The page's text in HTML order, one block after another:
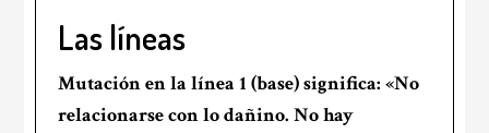
Las líneas
Mutación en lalínea 1 (base) significa: «No
relacionarse con lo dañino. No hay